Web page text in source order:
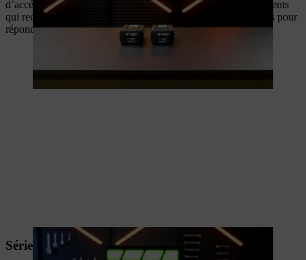
d’accéder au système ALLPRO. Elles sont idéales pour les clients
qui recherchent des batteries robustes et performantes, conçues pour
répondre aux besoins des utilisateurs professionnels.
Série performance ALLPRO